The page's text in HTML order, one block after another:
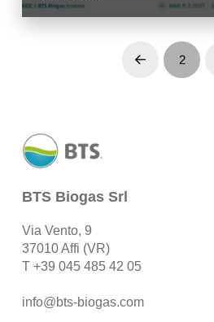
Prev 2
BTS Biogas Srl
Via Vento, 9
37010 Affi (VR)
T +39 045 485 42 05
info@bts-biogas.com